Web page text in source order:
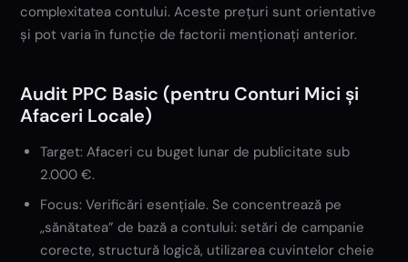
complexitatea contului. Aceste prețuri sunt orientative
și pot varia în funcție de factorii menționați anterior.
Audit PPC Basic (pentru Conturi Mici și
Afaceri Locale)
Target: Afaceri cu buget lunar de publicitate sub
2.000 €.
Focus: Verificări esențiale. Se concentrează pe
„sănătatea” de bază a contului: setări de campanie
corecte, structură logică, utilizarea cuvintelor cheie